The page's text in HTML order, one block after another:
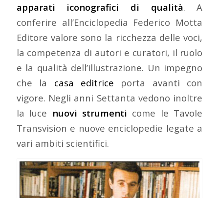
apparati iconografici di qualità. A
conferire all’Enciclopedia Federico Motta
Editore valore sono la ricchezza delle voci,
la competenza di autori e curatori, il ruolo
e la qualità dell’illustrazione. Un impegno
che la casa editrice porta avanti con
vigore. Negli anni Settanta vedono inoltre
la luce nuovi strumenti come le Tavole
Transvision e nuove enciclopedie legate a
vari ambiti scientifici.